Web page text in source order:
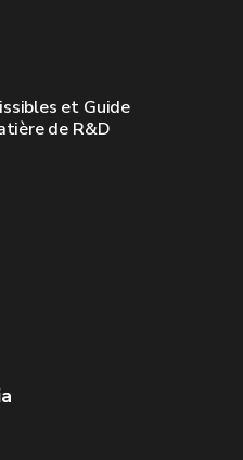
et Guide
de R&D